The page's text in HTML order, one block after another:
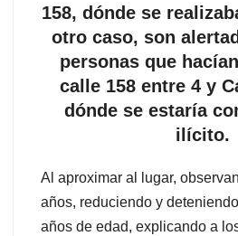
158, dónde se
otro caso, son
personas que
calle 158 entre 4 y
dónde se estaría
ilícito.
Al aproximar al lugar,
años, reduciendo y
años de edad, explicando a